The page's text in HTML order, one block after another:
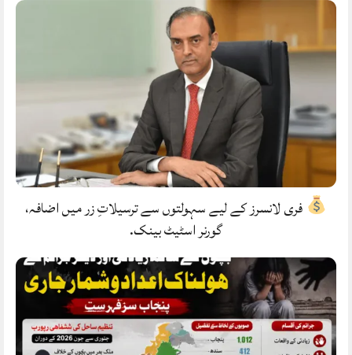
فری لانسرز کے لیے سہولتوں سے ترسیلاتِ زر میں اضافہ،
گورنر اسٹیٹ بینک.